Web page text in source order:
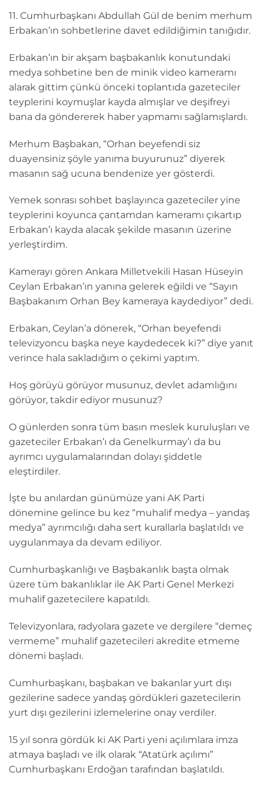
11. Cumhurbaşkanı Abdullah Gül de benim merhum
Erbakan’ın sohbetlerine davet edildiğimin tanığıdır.
Erbakan’ın bir akşam başbakanlık konutundaki
medya sohbetine ben de minik video kameramı
alarak gittim çünkü önceki toplantıda gazeteciler
teyplerini koymuşlar kayda almışlar ve deşifreyi
bana da göndererek haber yapmamı sağlamışlardı.
Merhum Başbakan, “Orhan beyefendi siz
duayensiniz şöyle yanıma buyurunuz” diyerek
masanın sağ ucuna bendenize yer gösterdi.
Yemek sonrası sohbet başlayınca gazeteciler yine
teyplerini koyunca çantamdan kameramı çıkartıp
Erbakan’ı kayda alacak şekilde masanın üzerine
yerleştirdim.
Kamerayı gören Ankara Milletvekili Hasan Hüseyin
Ceylan Erbakan’ın yanına gelerek eğildi ve “Sayın
Başbakanım Orhan Bey kameraya kaydediyor” dedi.
Erbakan, Ceylan’a dönerek, “Orhan beyefendi
televizyoncu başka neye kaydedecek ki?” diye yanıt
verince hala sakladığım o çekimi yaptım.
Hoş görüyü görüyor musunuz, devlet adamlığını
görüyor, takdir ediyor musunuz?
O günlerden sonra tüm basın meslek kuruluşları ve
gazeteciler Erbakan’ı da Genelkurmay’ı da bu
ayrımcı uygulamalarından dolayı şiddetle
eleştirdiler.
İşte bu anılardan günümüze yani AK Parti
dönemine gelince bu kez “muhalif medya – yandaş
medya” ayrımcılığı daha sert kurallarla başlatıldı ve
uygulanmaya da devam ediliyor.
Cumhurbaşkanlığı ve Başbakanlık başta olmak
üzere tüm bakanlıklar ile AK Parti Genel Merkezi
muhalif gazetecilere kapatıldı.
Televizyonlara, radyolara gazete ve dergilere “demeç
vermeme” muhalif gazetecileri akredite etmeme
dönemi başladı.
Cumhurbaşkanı, başbakan ve bakanlar yurt dışı
gezilerine sadece yandaş gördükleri gazetecilerin
yurt dışı gezilerini izlemelerine onay verdiler.
15 yıl sonra gördük ki AK Parti yeni açılımlara imza
atmaya başladı ve ilk olarak “Atatürk açılımı”
Cumhurbaşkanı Erdoğan tarafından başlatıldı.